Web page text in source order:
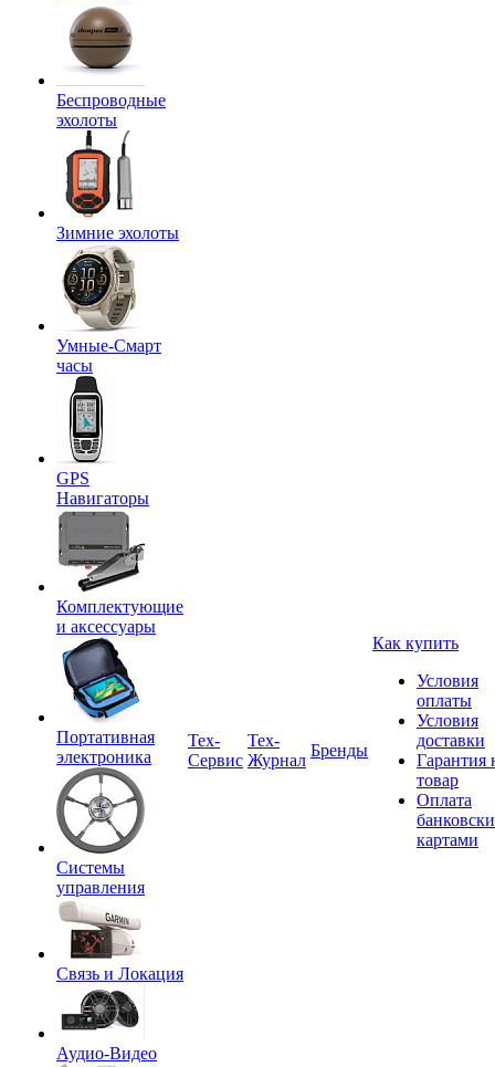
Беспроводные
эхолоты
Зимние эхолоты
Умные-Смарт
часы
GPS
Навигаторы
Комплектующие
и аксессуары
Портативная
электроника
Системы
управления
Связь и Локация
Аудио-Видео
Tex-
Сервис
Тех-
Журнал
Бренды
Как купить
Условия
оплаты
Условия
доставки
Гарантия
товар
Оплата
картами